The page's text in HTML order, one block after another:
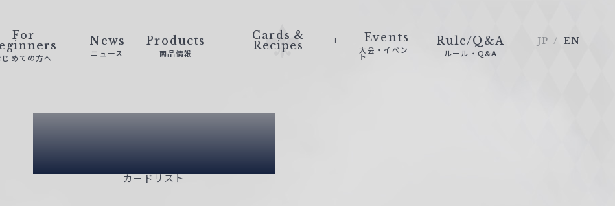
For
じめての方へ
News
ニュース
Products
商品情報
Cards &
Recipes
Events
大会・イベン
ト
Rule/Q&A
ルール・Q&A
JP EN
Card List
カードリスト